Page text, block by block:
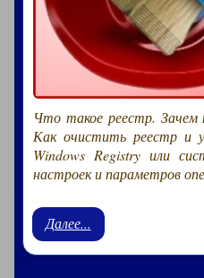
Что такое реестр. Зачем
Как очистить реестр и
Windows Registry или
настроек и параметров
Далее...